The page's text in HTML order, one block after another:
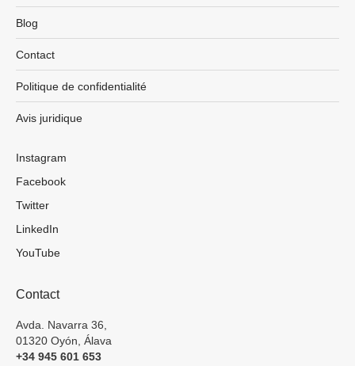
Blog
Contact
Politique de confidentialité
Avis juridique
Instagram
Facebook
Twitter
LinkedIn
YouTube
Contact
Avda. Navarra 36,
01320 Oyón, Álava
+34 945 601 653